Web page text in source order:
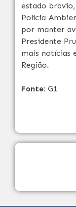
estado
Polícia
por manter
Presidente
mais notícias
Região.
Fonte: G1